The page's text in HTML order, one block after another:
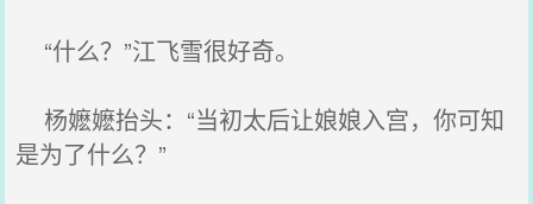
“什么？”江飞雪很好奇。
杨嬷嬷抬头：“当初太后让娘娘入宫，你可知
是为了什么？”